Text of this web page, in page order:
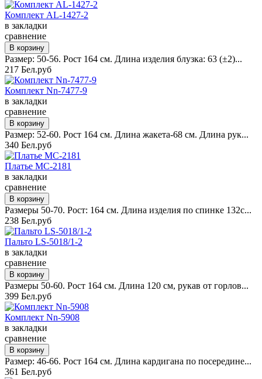
Комплект AL-1427-2
в закладки
сравнение
Размер: 50-56. Рост 164 см. Длина изделия блузка: 63 (±2)...
217 Бел.руб
Комплект Nn-7477-9
в закладки
сравнение
Размер: 52-60. Рост 164 см. Длина жакета-68 см. Длина рук...
340 Бел.руб
Платье MC-2181
в закладки
сравнение
Размеры 50-70. Рост: 164 см. Длина изделия по спинке 132с...
238 Бел.руб
Пальто LS-5018/1-2
в закладки
сравнение
Размеры 50-60. Рост 164 см. Длина 120 см, рукав от горлов...
399 Бел.руб
Комплект Nn-5908
в закладки
сравнение
Размер: 46-66. Рост 164 см. Длина кардигана по посередине...
361 Бел.руб